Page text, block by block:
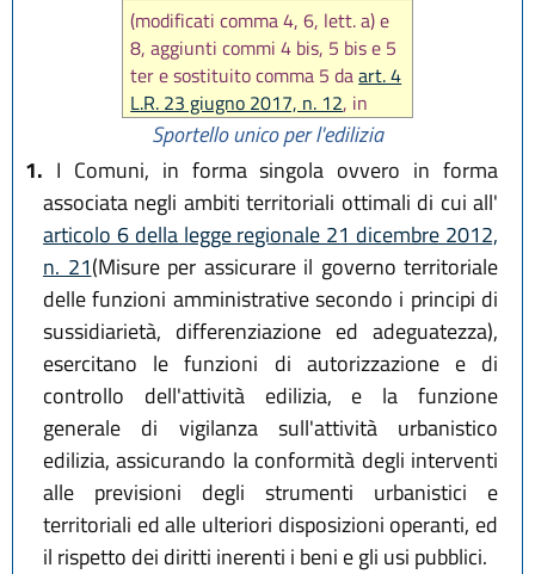
(modificati comma 4, 6, lett. a) e
8, aggiunti commi 4 bis, 5 bis e 5
ter e sostituito comma 5 daart. 4
L.R. 23 giugno 2017, n. 12, in
seguito modificato comma 4 e
sostituito comma 5 da
29 dicembre 2020, n. 14 , poi
modificato comma 5 daart. 14
L.R. 20 maggio 2021, n. 5)
Sportello unico per l'edilizia
1. I Comuni, in forma singola ovvero in forma
associata negli ambiti territoriali ottimali di cui all'
articolo 6 della legge regionale 21 dicembre 2012,
n. 21(Misure per assicurare il governo territoriale
delle funzioni amministrative secondo i principi di
sussidiarietà, differenziazione ed adeguatezza),
esercitano le funzioni di autorizzazione e di
controllo dell'attività edilizia, e la funzione
generale di vigilanza sull'attività urbanistico
edilizia, assicurando la conformità degli interventi
alle previsioni degli strumenti urbanistici e
territoriali ed alle ulteriori disposizioni operanti, ed
il rispetto dei diritti inerenti i beni e gli usi pubblici.